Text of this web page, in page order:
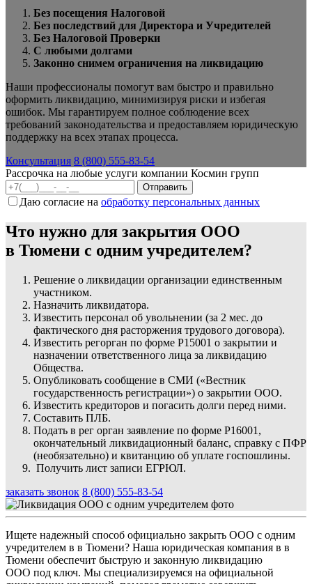
Без посещения Налоговой
Без последствий для Директора и Учредителей
Без Налоговой Проверки
С любыми долгами
Законно снимем ограничения на ликвидацию
Наши профессионалы помогут вам быстро и правильно
оформить ликвидацию, минимизируя риски и избегая
ошибок. Мы гарантируем полное соблюдение всех
требований законодательства и предоставляем юридическую
поддержку на всех этапах процесса.
Консультация 8 (800) 555-83-54
Рассрочка на любые услуги компании Космин групп
Даю согласие на обработку персональных данных
Что нужно для закрытия ООО
в Тюмени с одним учредителем?
Решение о ликвидации организации единственным
участником.
Назначить ликвидатора.
Известить персонал об увольнении (за 2 мес. до
фактического дня расторжения трудового договора).
Известить регорган по форме Р15001 о закрытии и
назначении ответственного лица за ликвидацию
Общества.
Опубликовать сообщение в СМИ («Вестник
государственность регистрации») о закрытии ООО.
Известить кредиторов и погасить долги перед ними.
Составить ПЛБ.
Подать в рег орган заявление по форме Р16001,
окончательный ликвидационный баланс, справку с ПФР
(необязательно) и квитанцию об уплате госпошлины.
Получить лист записи ЕГРЮЛ.
заказать звонок 8 (800) 555-83-54
Ищете надежный способ официально закрыть ООО с одним
учредителем в в Тюмени? Наша юридическая компания в в
Тюмени обеспечит быструю и законную ликвидацию
ООО под ключ. Мы специализируемся на официальной